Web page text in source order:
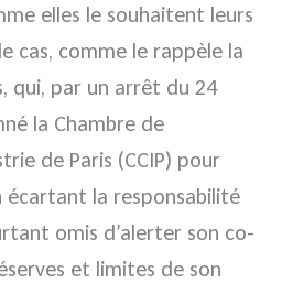
elles le souhaitent leurs
cas, comme le rappèle la
qui, par un arrêt du 24
la Chambre de
de Paris (CCIP) pour
la responsabilité
omis d’alerter son co-
et limites de son